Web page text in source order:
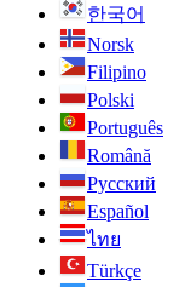
한국어
Norsk
Filipino
Polski
Português
Română
Русский
Español
ไทย
Türkçe